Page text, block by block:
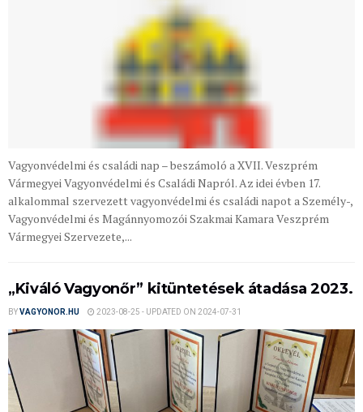
Vagyonvédelmi és családi nap – beszámoló a XVII. Veszprém
Vármegyei Vagyonvédelmi és Családi Napról. Az idei évben 17.
alkalommal szervezett vagyonvédelmi és családi napot a Személy-,
Vagyonvédelmi és Magánnyomozói Szakmai Kamara Veszprém
Vármegyei Szervezete,...
„Kiváló Vagyonőr” kitüntetések átadása 2023.
BYVAGYONOR.HU 2023-08-25 - UPDATED ON 2024-07-31